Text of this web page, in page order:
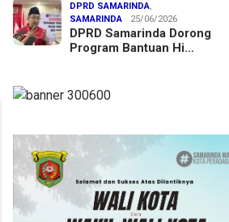
DPRD SAMARINDA,
SAMARINDA
25/06/2026
DPRD Samarinda Dorong
Program Bantuan Hi…